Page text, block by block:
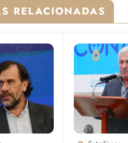
RELACIONADAS